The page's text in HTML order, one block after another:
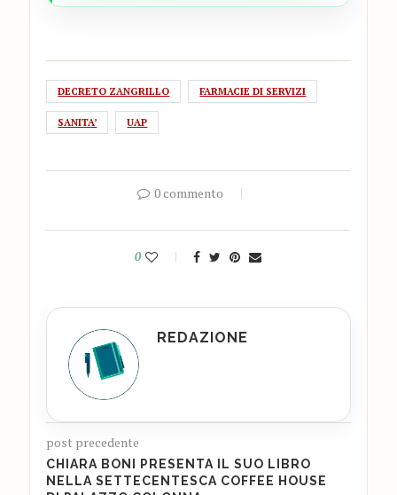
DECRETO ZANGRILLO FARMACIE DI SERVIZI
SANITA’ UAP
0 commento
0
REDAZIONE
post precedente
CHIARA BONI PRESENTA IL SUO LIBRO
NELLA SETTECENTESCA COFFEE HOUSE